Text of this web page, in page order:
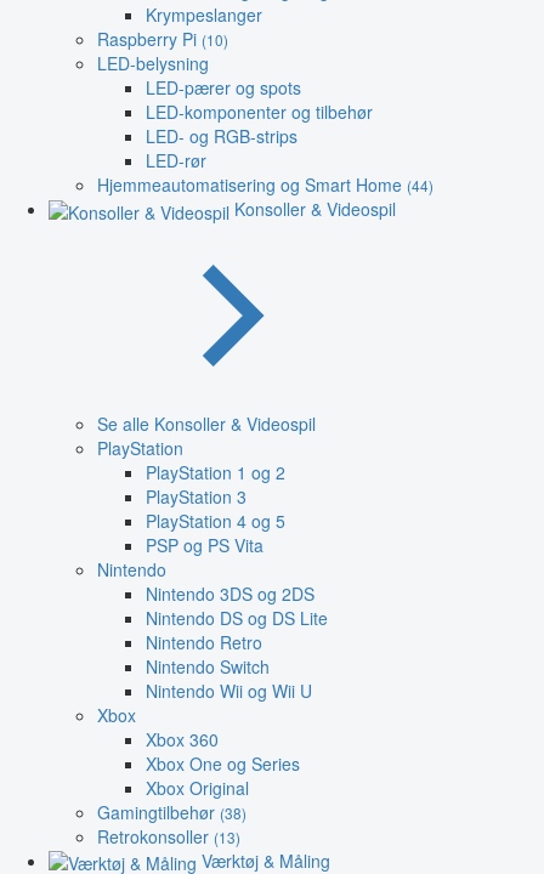
Krympeslanger
Raspberry Pi (10)
LED-belysning
LED-pærer og spots
LED-komponenter og tilbehør
LED- og RGB-strips
LED-rør
Hjemmeautomatisering og Smart Home (44)
Konsoller & Videospil
Se alle Konsoller & Videospil
PlayStation
PlayStation 1 og 2
PlayStation 3
PlayStation 4 og 5
PSP og PS Vita
Nintendo
Nintendo 3DS og 2DS
Nintendo DS og DS Lite
Nintendo Retro
Nintendo Switch
Nintendo Wii og Wii U
Xbox
Xbox 360
Xbox One og Series
Xbox Original
Gamingtilbehør (38)
Retrokonsoller (13)
Værktøj & Måling